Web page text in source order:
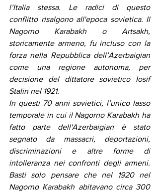
l’Italia stessa. Le radici di questo
conflitto risalgono all'epoca sovietica. Il
Nagorno Karabakh o Artsakh,
storicamente armeno, fu incluso con la
forza nella Repubblica dell’Azerbaigian
come una regione autonoma, per
decisione del dittatore sovietico Iosif
Stalin nel 1921.
In questi 70 anni sovietici, l’unico lasso
temporale in cui il Nagorno Karabakh ha
fatto parte dell'Azerbaigian è stato
segnato da massacri, deportazioni,
discriminazioni e altre forme di
intolleranza nei confronti degli armeni.
Basti solo pensare che nel 1920 nel
Nagorno Karabakh abitavano circa 300